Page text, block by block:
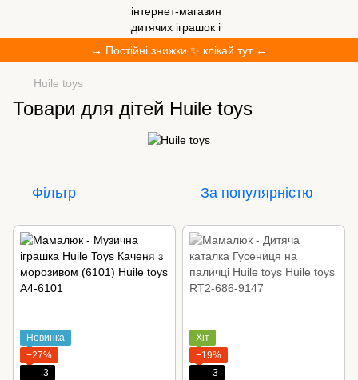
→ Постійні знижки ✨ клікай тут ←
Huile toys
Товари для дітей Huile toys
Фільтр За популярністю
Новинка
−27%
3
Хіт
−19%
3